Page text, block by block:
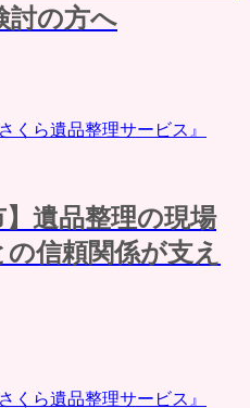
討の方へ
くら遺品整理サービス』
】遺品整理の現場
信頼関係が支え
くら遺品整理サービス』